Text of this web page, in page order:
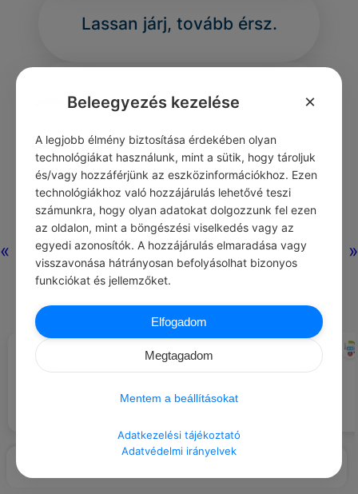
« »
Lassan járj, tovább érsz.
Nincs még
hozzászólás.
#NAPI TIPP
Gyakorold a csendes hallgatást,
személy valódi üzenetét.
CHATGPT
Jogod van kérni a munkahelyi
Beleegyezés kezelése ×
A legjobb élmény biztosítása érdekében olyan
technológiákat használunk, mint a sütik, hogy tároljuk
és/vagy hozzáférjünk az eszközinformációkhoz. Ezen
technológiákhoz való hozzájárulás lehetővé teszi
számunkra, hogy olyan adatokat dolgozzunk fel ezen
az oldalon, mint a böngészési viselkedés vagy az
egyedi azonosítók. A hozzájárulás elmaradása vagy
visszavonása hátrányosan befolyásolhat bizonyos
funkciókat és jellemzőket.
Elfogadom
Megtagadom
Mentem a beállításokat
Adatkezelési tájékoztató
Adatvédelmi irányelvek